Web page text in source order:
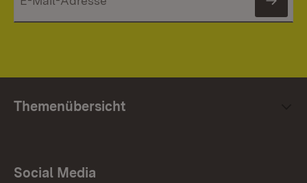
Themenübersicht
Social Media